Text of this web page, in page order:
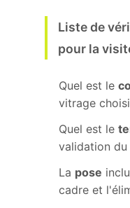
Liste de
pour la
Quel est le
vitrage
Quel est le
validation du
La pose
cadre et